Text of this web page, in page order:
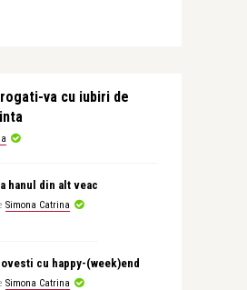
va cu iubiri de
hanul din alt veac
Simona Catrina
cu happy-(week)end
Simona Catrina